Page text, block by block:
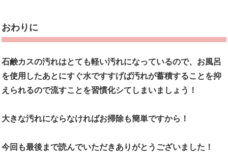
おわりに
石鹸カスの汚れはとても軽い汚れになっているので、お風呂
を使用したあとにすぐ水ですすげば汚れが蓄積することを抑
えられるので流すことを習慣化シてしまいましょう！
大きな汚れにならなければお掃除も簡単ですから！
今回も最後まで読んでいただきありがとうございました！